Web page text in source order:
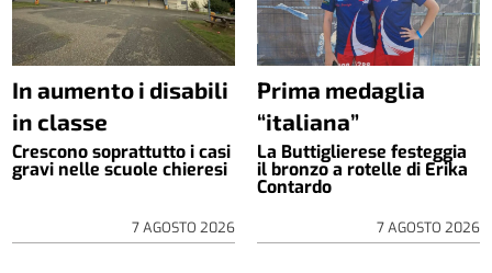
In aumento i disabili
in classe
Crescono soprattutto i casi
gravi nelle scuole chieresi
7 AGOSTO 2026
Prima medaglia
“italiana”
La Buttiglierese festeggia
il bronzo a rotelle di Erika
Contardo
7 AGOSTO 2026